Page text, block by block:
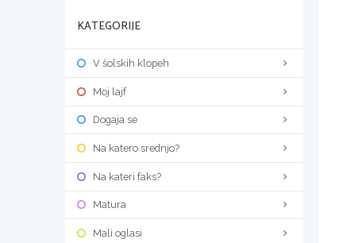
KATEGORIJE
V šolskih klopeh
Moj lajf
Dogaja se
Na katero srednjo?
Na kateri faks?
Matura
Mali oglasi